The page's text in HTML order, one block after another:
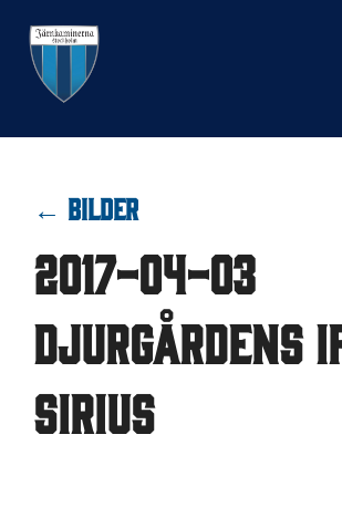
innehåll
← BILDER
2017-04-03
Djurgårdens
Sirius